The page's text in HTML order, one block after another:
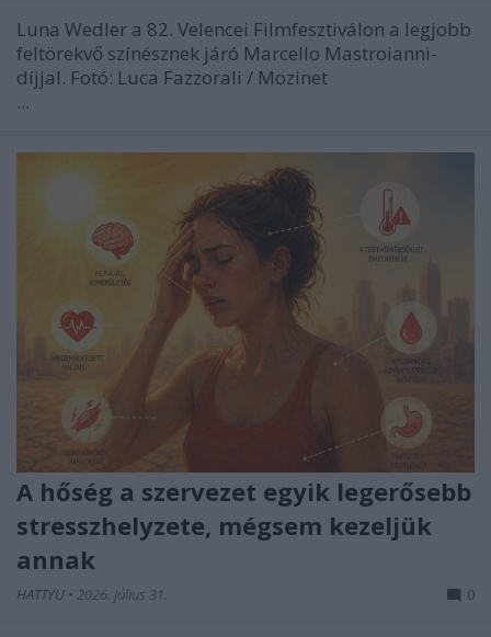
Luna Wedler a 82. Velencei Filmfesztiválon a legjobb
feltörekvő színésznek járó Marcello Mastroianni-
díjjal. Fotó: Luca Fazzorali / Mozinet
...
A hőség a szervezet egyik legerősebb
stresszhelyzete, mégsem kezeljük
annak
HATTYU • 2026. július 31. 0